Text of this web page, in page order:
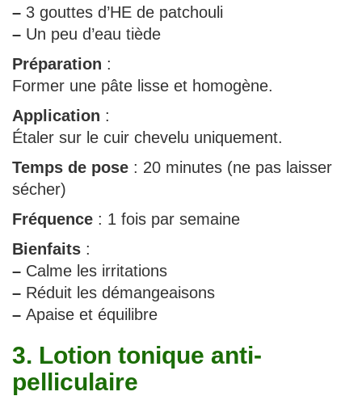
– 3 gouttes d’HE de patchouli
– Un peu d’eau tiède
Préparation :
Former une pâte lisse et homogène.
Application :
Étaler sur le cuir chevelu uniquement.
Temps de pose : 20 minutes (ne pas laisser
sécher)
Fréquence : 1 fois par semaine
Bienfaits :
– Calme les irritations
– Réduit les démangeaisons
– Apaise et équilibre
3. Lotion tonique anti-
pelliculaire